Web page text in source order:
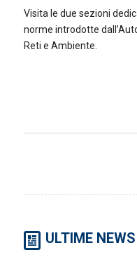
Visita le due sezioni
norme introdotte
Reti e Ambiente.
ULTIME NEWS